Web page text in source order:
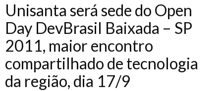
Unisanta será sede do Open
Day DevBrasil Baixada – SP
2011, maior encontro
compartilhado de tecnologia
da região, dia 17/9